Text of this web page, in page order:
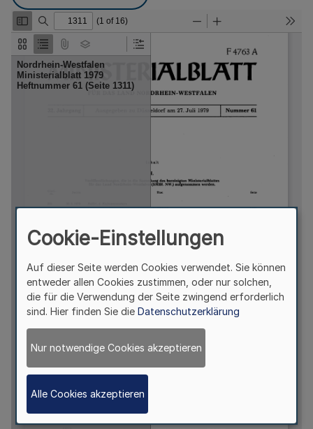
Cookie-Einstellungen
Auf dieser Seite werden Cookies verwendet. Sie können
entweder allen Cookies zustimmen, oder nur solchen,
die für die Verwendung der Seite zwingend erforderlich
sind. Hier finden Sie die Datenschutzerklärung
Nur notwendige Cookies akzeptieren
Alle Cookies akzeptieren